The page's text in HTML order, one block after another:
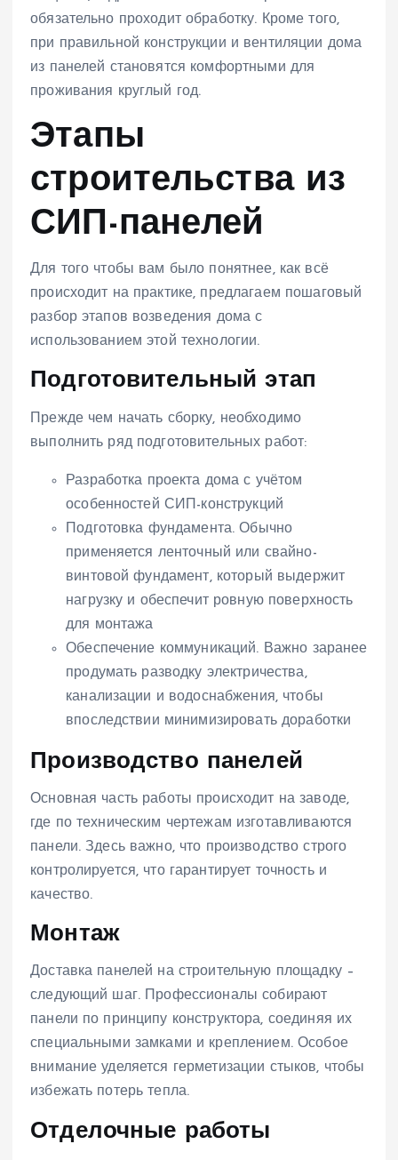
обязательно проходит обработку. Кроме того,
при правильной конструкции и вентиляции дома
из панелей становятся комфортными для
проживания круглый год.
Этапы
строительства из
СИП-панелей
Для того чтобы вам было понятнее, как всё
происходит на практике, предлагаем пошаговый
разбор этапов возведения дома с
использованием этой технологии.
Подготовительный этап
Прежде чем начать сборку, необходимо
выполнить ряд подготовительных работ:
Разработка проекта дома с учётом
особенностей СИП-конструкций
Подготовка фундамента. Обычно
применяется ленточный или свайно-
винтовой фундамент, который выдержит
нагрузку и обеспечит ровную поверхность
для монтажа
Обеспечение коммуникаций. Важно заранее
продумать разводку электричества,
канализации и водоснабжения, чтобы
впоследствии минимизировать доработки
Производство панелей
Основная часть работы происходит на заводе,
где по техническим чертежам изготавливаются
панели. Здесь важно, что производство строго
контролируется, что гарантирует точность и
качество.
Монтаж
Доставка панелей на строительную площадку –
следующий шаг. Профессионалы собирают
панели по принципу конструктора, соединяя их
специальными замками и креплением. Особое
внимание уделяется герметизации стыков, чтобы
избежать потерь тепла.
Отделочные работы